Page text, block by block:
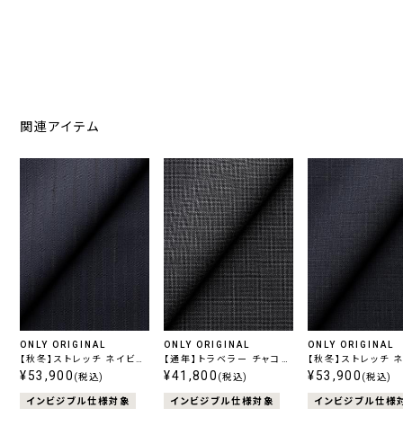
関連アイテム
ONLY ORIGINAL
【秋冬】ストレッチ ネイビー
ストライプ
¥53,900 (税込)
インビジブル仕様対象
ONLY ORIGINAL
【通年】トラベラー チャコー
ル柄無地
¥41,800 (税込)
インビジブル仕様対象
ONLY ORIGINAL
【秋冬】ストレッチ
柄無地
¥53,900 (税込)
インビジブル仕様